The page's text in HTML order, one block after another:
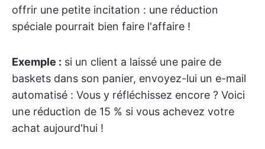
offrir une petite incitation : une réduction
spéciale pourrait bien faire l'affaire !
Exemple : si un client a laissé une paire de
baskets dans son panier, envoyez-lui un e-mail
automatisé : Vous y réfléchissez encore ? Voici
une réduction de 15 % si vous achevez votre
achat aujourd'hui !